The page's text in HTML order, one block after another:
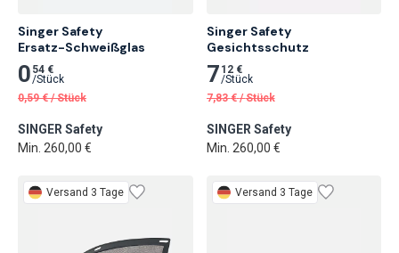
Singer Safety
Ersatz-Schweißglas
0 54 €
/Stück
0,59 € /Stück
SINGER Safety
Min. 260,00 €
Singer Safety
Gesichtsschutz
7 12 €
/Stück
7,83 € /Stück
SINGER Safety
Min. 260,00 €
Versand 3 Tage Versand 3 Tage